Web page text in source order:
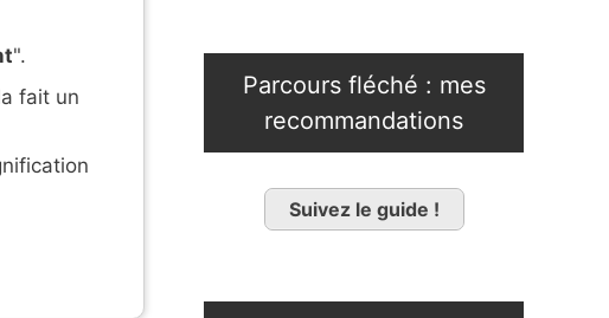
".
fait un
Parcours fléché : mes
recommandations
Suivez le guide !